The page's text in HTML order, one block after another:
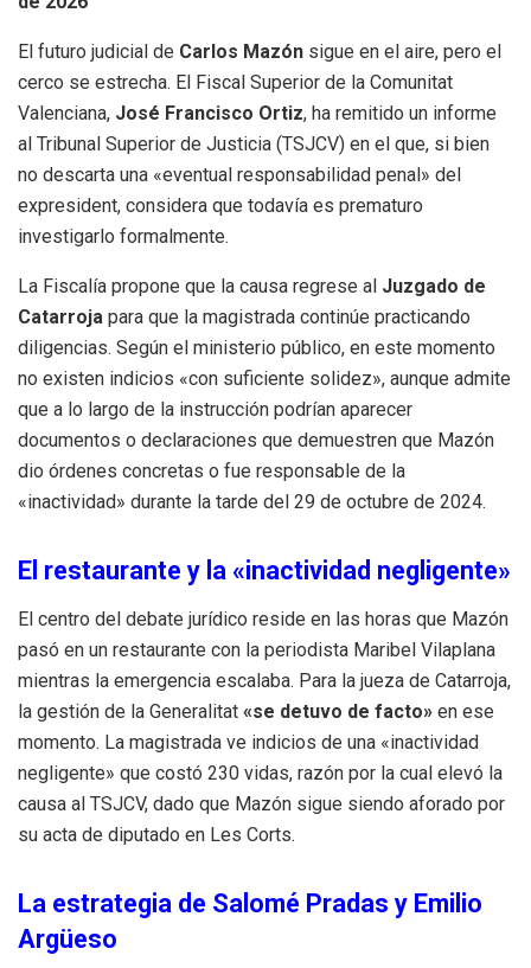
El futuro judicial de Carlos Mazón sigue en el aire, pero el
cerco se estrecha. El Fiscal Superior de la Comunitat
Valenciana, José Francisco Ortiz, ha remitido un informe
al Tribunal Superior de Justicia (TSJCV) en el que, si bien
no descarta una «eventual responsabilidad penal» del
expresident, considera que todavía es prematuro
investigarlo formalmente.
La Fiscalía propone que la causa regrese al Juzgado de
Catarroja para que la magistrada continúe practicando
diligencias. Según el ministerio público, en este momento
no existen indicios «con suficiente solidez», aunque admite
que a lo largo de la instrucción podrían aparecer
documentos o declaraciones que demuestren que Mazón
dio órdenes concretas o fue responsable de la
«inactividad» durante la tarde del 29 de octubre de 2024.
El restaurante y la «inactividad negligente»
El centro del debate jurídico reside en las horas que Mazón
pasó en un restaurante con la periodista Maribel Vilaplana
mientras la emergencia escalaba. Para la jueza de Catarroja,
la gestión de la Generalitat «se detuvo de facto» en ese
momento. La magistrada ve indicios de una «inactividad
negligente» que costó 230 vidas, razón por la cual elevó la
causa al TSJCV, dado que Mazón sigue siendo aforado por
su acta de diputado en Les Corts.
La estrategia de Salomé Pradas y Emilio
Argüeso